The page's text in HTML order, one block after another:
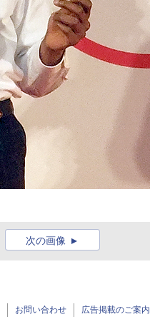
次の画像
お問い合わせ 広告掲載のご案内